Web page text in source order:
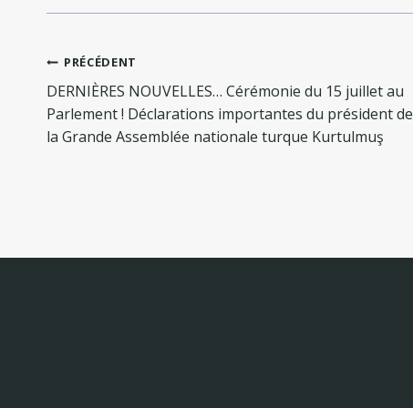
Navigation
de
l’article
PRÉCÉDENT
DERNIÈRES NOUVELLES… Cérémonie du 15 juillet au
Parlement ! Déclarations importantes du président de
la Grande Assemblée nationale turque Kurtulmuş